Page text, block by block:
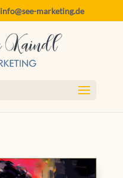
info@see-marketing.de